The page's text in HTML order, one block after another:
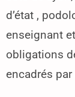
d’état ,
enseignant
obligations
encadrés par